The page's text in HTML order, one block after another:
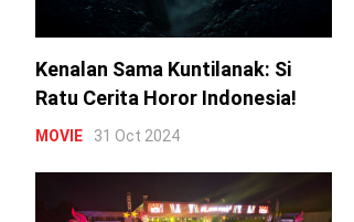
Kenalan Sama Kuntilanak: Si
Ratu Cerita Horor Indonesia!
MOVIE 31 Oct 2024